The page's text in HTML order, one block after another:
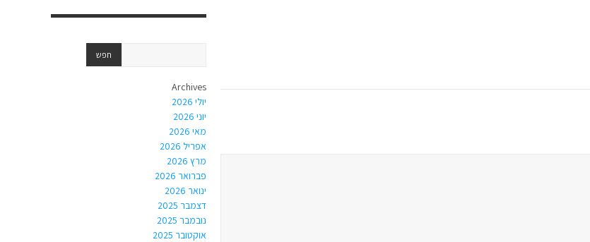
Archives
יולי 2026
יוני 2026
מאי 2026
אפריל 2026
מרץ 2026
פברואר 2026
ינואר 2026
דצמבר 2025
נובמבר 2025
אוקטובר 2025